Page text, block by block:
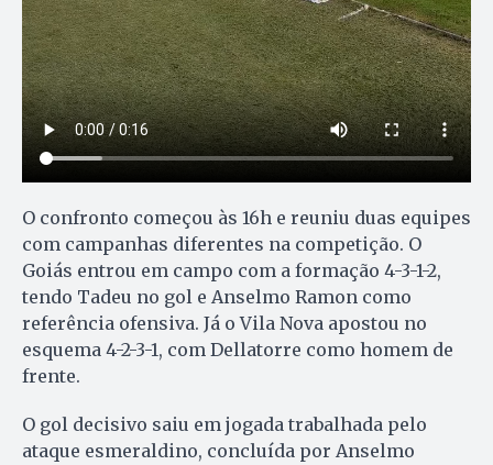
O confronto começou às 16h e reuniu duas equipes
com campanhas diferentes na competição. O
Goiás entrou em campo com a formação 4-3-1-2,
tendo Tadeu no gol e Anselmo Ramon como
referência ofensiva. Já o Vila Nova apostou no
esquema 4-2-3-1, com Dellatorre como homem de
frente.
O gol decisivo saiu em jogada trabalhada pelo
ataque esmeraldino, concluída por Anselmo